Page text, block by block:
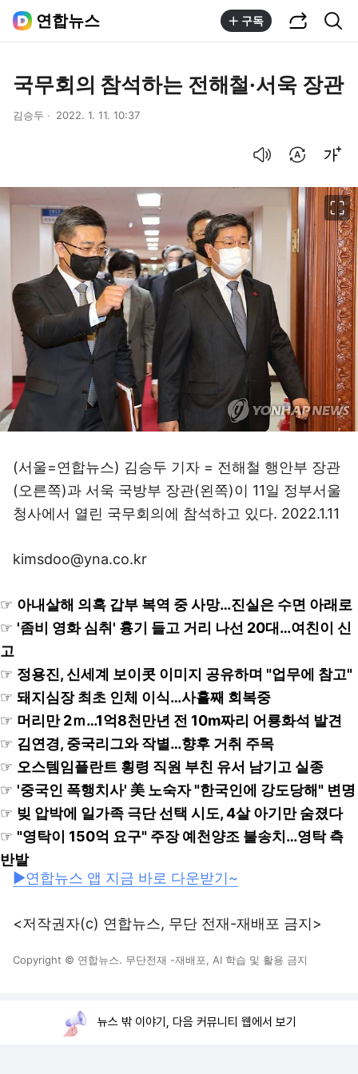
연합뉴스 구독
국무회의 참석하는 전해철·서욱 장관
김승두 2022. 1. 11. 10:37
(서울=연합뉴스) 김승두 기자 = 전해철 행안부 장관
(오른쪽)과 서욱 국방부 장관(왼쪽)이 11일 정부서울
청사에서 열린 국무회의에 참석하고 있다. 2022.1.11
kimsdoo@yna.co.kr
☞ 아내살해 의혹 갑부 복역 중 사망…진실은 수면 아래로
☞ '좀비 영화 심취' 흉기 들고 거리 나선 20대…여친이 신
고
☞ 정용진, 신세계 보이콧 이미지 공유하며 "업무에 참고"
☞ 돼지심장 최초 인체 이식…사흘째 회복중
☞ 머리만 2ｍ…1억8천만년 전 10m짜리 어룡화석 발견
☞ 김연경, 중국리그와 작별…향후 거취 주목
☞ 오스템임플란트 횡령 직원 부친 유서 남기고 실종
☞ '중국인 폭행치사' 美 노숙자 "한국인에 강도당해" 변명
☞ 빚 압박에 일가족 극단 선택 시도, 4살 아기만 숨졌다
☞ "영탁이 150억 요구" 주장 예천양조 불송치…영탁 측
반발
▶연합뉴스 앱 지금 바로 다운받기~
<저작권자(c) 연합뉴스, 무단 전재-재배포 금지>
Copyright © 연합뉴스. 무단전재 -재배포, AI 학습 및 활용 금지
뉴스 밖 이야기, 다음 커뮤니티 웹에서 보기